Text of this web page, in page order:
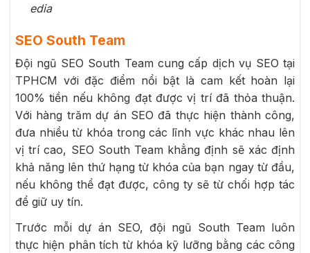
edia
SEO South Team
Đội ngũ SEO South Team cung cấp dịch vụ SEO tại
TPHCM với đặc điểm nổi bật là cam kết hoàn lại
100% tiền nếu không đạt được vị trí đã thỏa thuận.
Với hàng trăm dự án SEO đã thực hiện thành công,
đưa nhiều từ khóa trong các lĩnh vực khác nhau lên
vị trí cao, SEO South Team khẳng định sẽ xác định
khả năng lên thứ hạng từ khóa của bạn ngay từ đầu,
nếu không thể đạt được, công ty sẽ từ chối hợp tác
để giữ uy tín.
Trước mỗi dự án SEO, đội ngũ South Team luôn
thực hiện phân tích từ khóa kỹ lưỡng bằng các công